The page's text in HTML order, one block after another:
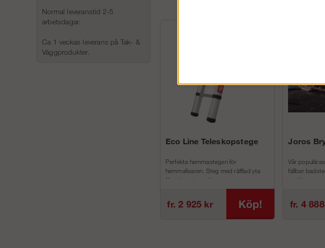
Normal leveranstid 2-5
arbetsdagar.
Ca 1 veckas leverans på Tak- &
Väggprodukter.
Eco Line Teleskopstege
Perfekta hemmastegen för
hemmafixaren. Steg med räfflad yta
för att minimera h...
fr. 2 925 kr Köp!
Joros
Vår
fällbar
rostfri...
fr. 4